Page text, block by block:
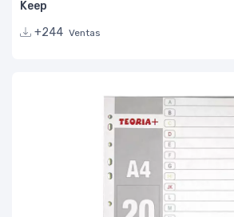
Keep
+244 Ventas